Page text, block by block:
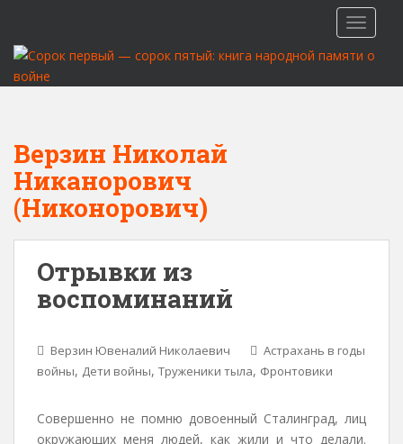
t
Верзин Николай
Никанорович
(Никонорович)
Отрывки из
воспоминаний
Верзин Ювеналий Николаевич
Астрахань в годы
войны, Дети войны, Труженики тыла, Фронтовики
Совершенно не помню довоенный Сталинград, лиц
окружающих меня людей, как жили и что делали.